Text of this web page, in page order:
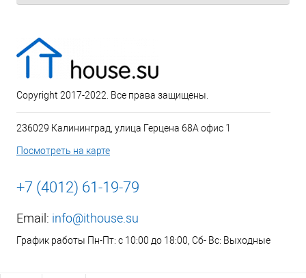
Copyright 2017-2022. Все права защищены.
236029 Калининград, улица Герцена 68А офис 1
Посмотреть на карте
+7 (4012) 61-19-79
Email: info@ithouse.su
График работы Пн-Пт: с 10:00 до 18:00, Сб- Вс: Выходные